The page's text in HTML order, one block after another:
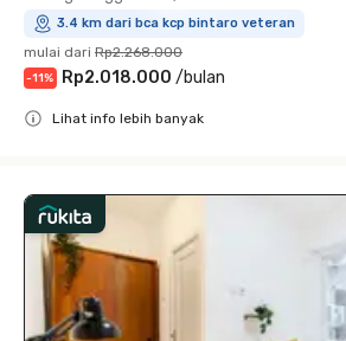
3.4 km dari bca kcp bintaro veteran
mulai dari Rp2.268.000
-11% Rp2.018.000 /bulan
Lihat info lebih banyak